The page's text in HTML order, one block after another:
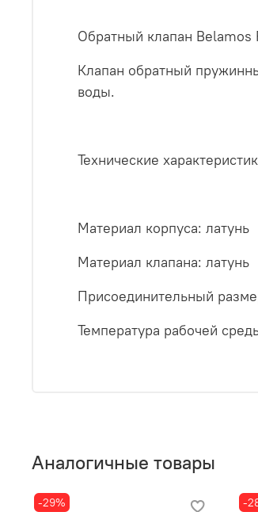
Обратный клапан
Клапан обратный
воды.
Технические
Материал корпуса: латунь
Материал клапана: латунь
Присоединительный
Температура рабочей
Аналогичные товары
-29% -